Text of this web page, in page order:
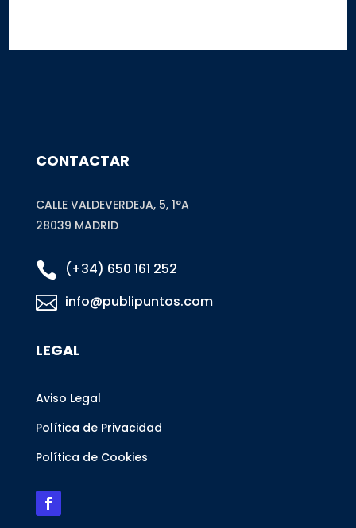
CONTACTAR
CALLE VALDEVERDEJA, 5, 1°A
28039 MADRID
 (+34) 650 161 252
 info@publipuntos.com
LEGAL
Aviso Legal
Política de Privacidad
Política de Cookies